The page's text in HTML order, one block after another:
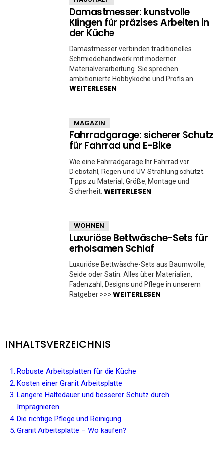
Damastmesser: kunstvolle
Klingen für präzises Arbeiten in
der Küche
Damastmesser verbinden traditionelles
Schmiedehandwerk mit moderner
Materialverarbeitung. Sie sprechen
ambitionierte Hobbyköche und Profis an.
WEITERLESEN
MAGAZIN
Fahrradgarage: sicherer Schutz
für Fahrrad und E-Bike
Wie eine Fahrradgarage Ihr Fahrrad vor
Diebstahl, Regen und UV-Strahlung schützt.
Tipps zu Material, Größe, Montage und
Sicherheit. WEITERLESEN
WOHNEN
Luxuriöse Bettwäsche-Sets für
erholsamen Schlaf
Luxuriöse Bettwäsche-Sets aus Baumwolle,
Seide oder Satin. Alles über Materialien,
Fadenzahl, Designs und Pflege in unserem
Ratgeber >>> WEITERLESEN
INHALTSVERZEICHNIS
Robuste Arbeitsplatten für die Küche
Kosten einer Granit Arbeitsplatte
Längere Haltedauer und besserer Schutz durch
Imprägnieren
Die richtige Pflege und Reinigung
Granit Arbeitsplatte – Wo kaufen?